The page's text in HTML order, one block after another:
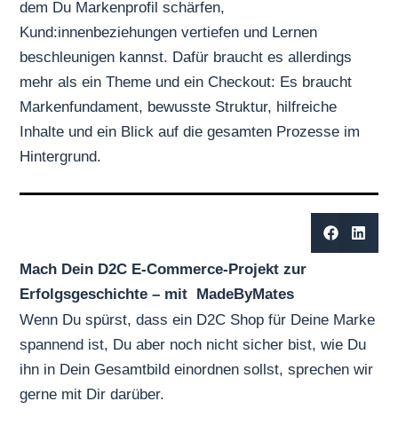
dem Du Markenprofil schärfen,
Kund:innenbeziehungen vertiefen und Lernen
beschleunigen kannst. Dafür braucht es allerdings
mehr als ein Theme und ein Checkout: Es braucht
Markenfundament, bewusste Struktur, hilfreiche
Inhalte und ein Blick auf die gesamten Prozesse im
Hintergrund.
Mach Dein D2C E-Commerce-Projekt zur
Erfolgsgeschichte – mit MadeByMates
Wenn Du spürst, dass ein D2C Shop für Deine Marke
spannend ist, Du aber noch nicht sicher bist, wie Du
ihn in Dein Gesamtbild einordnen sollst, sprechen wir
gerne mit Dir darüber.